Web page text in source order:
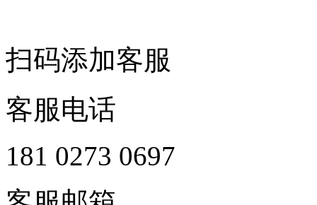
扫码添加客服
客服电话
181 0273 0697